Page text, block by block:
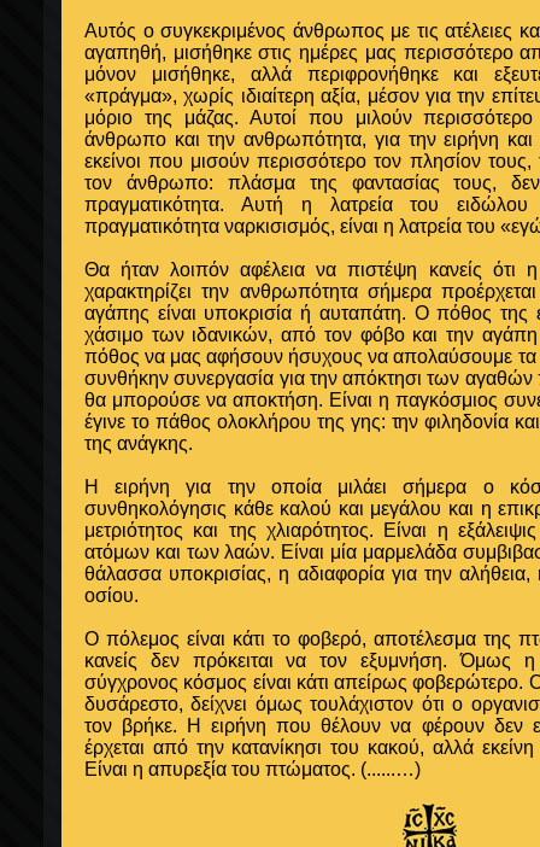
Αυτός ο συγκεκριμένος άνθρωπος με τις ατέλειες
αγαπηθή, μισήθηκε στις ημέρες μας περισσότερο
μόνον μισήθηκε, αλλά περιφρονήθηκε και
«πράγμα», χωρίς ιδιαίτερη αξία, μέσον για την
μόριο της μάζας. Αυτοί που μιλούν
άνθρωπο και την ανθρωπότητα, για την ειρήνη και
εκείνοι που μισούν περισσότερο τον πλησίον
τον άνθρωπο: πλάσμα της φαντασίας τους,
πραγματικότητα. Αυτή η λατρεία του
πραγματικότητα ναρκισισμός, είναι η λατρεία του
Θα ήταν λοιπόν αφέλεια να πιστέψη κανείς ότι η
χαρακτηρίζει την ανθρωπότητα σήμερα
αγάπης είναι υποκρισία ή αυταπάτη. Ο πόθος της
χάσιμο των ιδανικών, από τον φόβο και την
πόθος να μας αφήσουν ήσυχους να απολαύσουμε τα
συνθήκην συνεργασία για την απόκτησι των
θα μπορούσε να αποκτήση. Είναι η παγκόσμιος
έγινε το πάθος ολοκλήρου της γης: την φιληδονία
της ανάγκης.
Η ειρήνη για την οποία μιλάει σήμερα ο
συνθηκολόγησις κάθε καλού και μεγάλου και η
μετριότητος και της χλιαρότητος. Είναι η
ατόμων και των λαών. Είναι μία μαρμελάδα
θάλασσα υποκρισίας, η αδιαφορία για την
οσίου.
Ο πόλεμος είναι κάτι το φοβερό, αποτέλεσμα της
κανείς δεν πρόκειται να τον εξυμνήση. Όμως
σύγχρονος κόσμος είναι κάτι απείρως φοβερώτερο.
δυσάρεστο, δείχνει όμως τουλάχιστον ότι ο
τον βρήκε. Η ειρήνη που θέλουν να φέρουν δεν
έρχεται από την κατανίκησι του κακού, αλλά
Είναι η απυρεξία του πτώματος. (......…)